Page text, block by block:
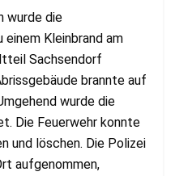
wurde die
Kleinbrand am
Sachsendorf
brannte auf
wurde die
Die Feuerwehr konnte
und löschen. Die Polizei
aufgenommen,